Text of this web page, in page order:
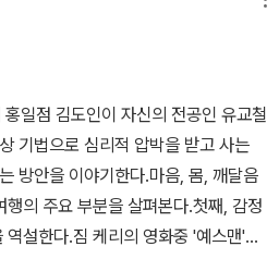
도 내향성과 외향성이 이야기하는 재
나 생각해봅니다. 쓸데없는 이야기
마무리되네요. 저는 쓸데없는 이야기
르게, 정말 책을 ‘숨쉬듯 가볍게‘ 읽
알차다는 느낌이 크진 않았다. 이 책
트 ‘지대넓얕‘의 애청자라서 쉽고 익
은 생각이 들기도 하고, 문장들이 너
도 들고, 의도를 가지고 정말 쉽고 가
다. 하지만 한 번 보고 끝낼 책은 아닌
일점 김도인이 자신의 전공인 유교철
기법으로 심리적 압박을 받고 사는
방안을 이야기한다.마음, 몸, 깨달음
의 주요 부분을 살펴본다.첫째, 감정
설한다.짐 케리의 영화중 '예스맨'을